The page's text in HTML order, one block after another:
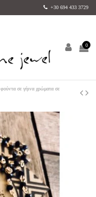
+30 694 433 3729
0
σε γήινα χρώματα σε